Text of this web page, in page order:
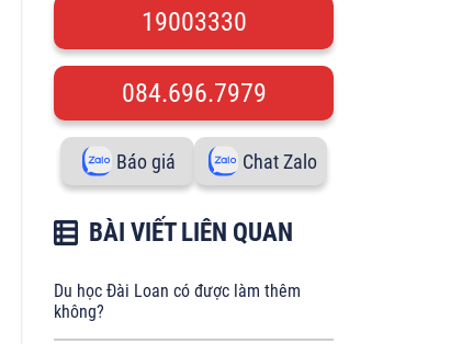
19003330
084.696.7979
Báo giá Chat Zalo
BÀI VIẾT LIÊN QUAN
Du học Đài Loan có được làm thêm
không?